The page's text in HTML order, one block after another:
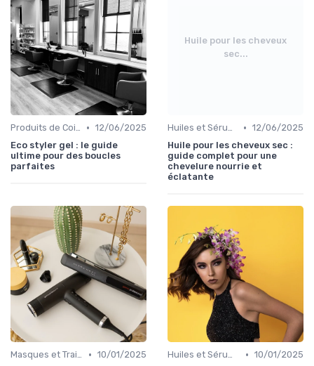
Produits de Coiffage • 12/06/2025
Eco styler gel : le guide
ultime pour des boucles
parfaites
Huile pour les cheveux
sec...
Huiles et Sérums • 12/06/2025
Huile pour les cheveux sec :
guide complet pour une
chevelure nourrie et
éclatante
Masques et Traitements en Profondeur • 10/01/2025
Huiles et Sérums • 10/01/2025